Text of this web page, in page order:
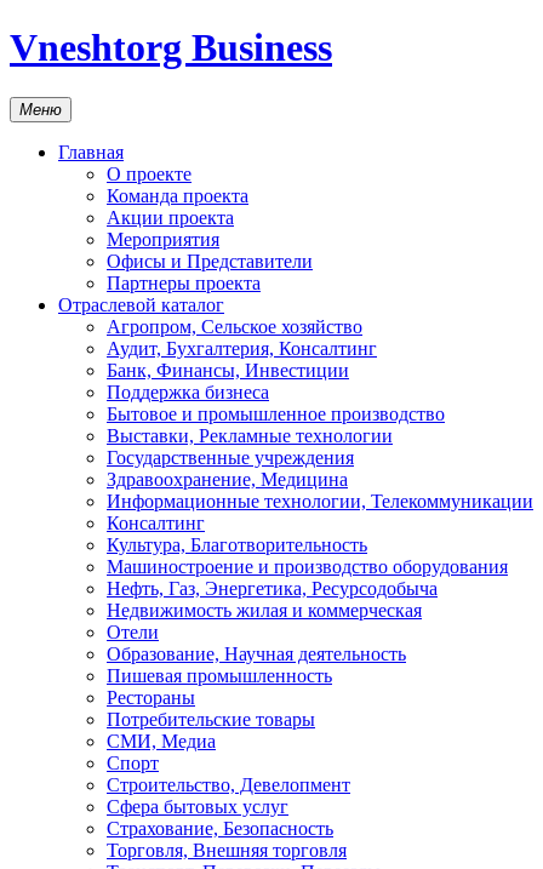
Vneshtorg Business
Меню
Главная
О проекте
Команда проекта
Акции проекта
Мероприятия
Офисы и Представители
Партнеры проекта
Отраслевой каталог
Агропром, Сельское хозяйство
Аудит, Бухгалтерия, Консалтинг
Банк, Финансы, Инвестиции
Поддержка бизнеса
Бытовое и промышленное производство
Выставки, Рекламные технологии
Государственные учреждения
Здравоохранение, Медицина
Информационные технологии, Телекоммуникации
Консалтинг
Культура, Благотворительность
Машиностроение и производство оборудования
Нефть, Газ, Энергетика, Ресурсодобыча
Недвижимость жилая и коммерческая
Отели
Образование, Научная деятельность
Пишевая промышленность
Рестораны
Потребительские товары
СМИ, Медиа
Спорт
Строительство, Девелопмент
Сфера бытовых услуг
Страхование, Безопасность
Торговля, Внешняя торговля